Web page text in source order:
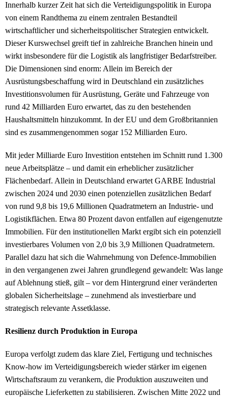
Innerhalb kurzer Zeit hat sich die Verteidigungspolitik in Europa
von einem Randthema zu einem zentralen Bestandteil
wirtschaftlicher und sicherheitspolitischer Strategien entwickelt.
Dieser Kurswechsel greift tief in zahlreiche Branchen hinein und
wirkt insbesondere für die Logistik als langfristiger Bedarfstreiber.
Die Dimensionen sind enorm: Allein im Bereich der
Ausrüstungsbeschaffung wird in Deutschland ein zusätzliches
Investitionsvolumen für Ausrüstung, Geräte und Fahrzeuge von
rund 42 Milliarden Euro erwartet, das zu den bestehenden
Haushaltsmitteln hinzukommt. In der EU und dem Großbritannien
sind es zusammengenommen sogar 152 Milliarden Euro.
Mit jeder Milliarde Euro Investition entstehen im Schnitt rund 1.300
neue Arbeitsplätze – und damit ein erheblicher zusätzlicher
Flächenbedarf. Allein in Deutschland erwartet GARBE Industrial
zwischen 2024 und 2030 einen potenziellen zusätzlichen Bedarf
von rund 9,8 bis 19,6 Millionen Quadratmetern an Industrie- und
Logistikflächen. Etwa 80 Prozent davon entfallen auf eigengenutzte
Immobilien. Für den institutionellen Markt ergibt sich ein potenziell
investierbares Volumen von 2,0 bis 3,9 Millionen Quadratmetern.
Parallel dazu hat sich die Wahrnehmung von Defence-Immobilien
in den vergangenen zwei Jahren grundlegend gewandelt: Was lange
auf Ablehnung stieß, gilt – vor dem Hintergrund einer veränderten
globalen Sicherheitslage – zunehmend als investierbare und
strategisch relevante Assetklasse.
Resilienz durch Produktion in Europa
Europa verfolgt zudem das klare Ziel, Fertigung und technisches
Know-how im Verteidigungsbereich wieder stärker im eigenen
Wirtschaftsraum zu verankern, die Produktion auszuweiten und
europäische Lieferketten zu stabilisieren. Zwischen Mitte 2022 und